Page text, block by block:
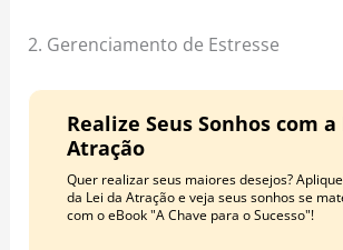
2. Gerenciamento de Estresse
Realize Seus Sonhos com a
Atração
Quer realizar seus maiores desejos?
da Lei da Atração e veja seus sonhos se
com o eBook "A Chave para o Sucesso"!